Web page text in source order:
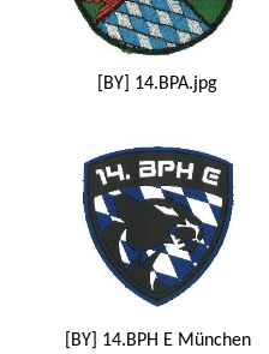
[BY] 14.BPA.jpg
[BY] 14.BPH E München